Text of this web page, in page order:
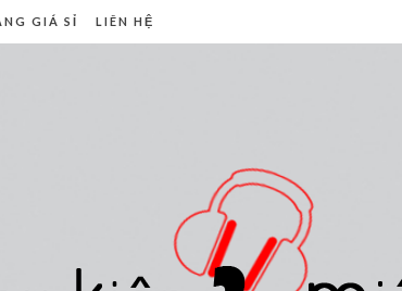
GIÁ SỈ LIÊN HỆ